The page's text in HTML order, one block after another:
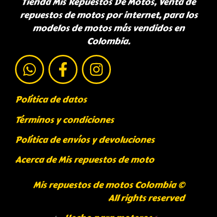
repuestos de motos por internet, para los
modelos de motos más vendidos en
Colombia.
Política de datos
Términos y condiciones
Política de envíos y devoluciones
Acerca de Mis repuestos de moto
Mis repuestos de motos Colombia ©
All rights reserved